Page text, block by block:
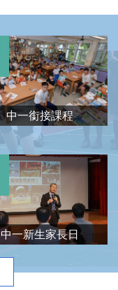
中一銜接課程
中一新生家長日